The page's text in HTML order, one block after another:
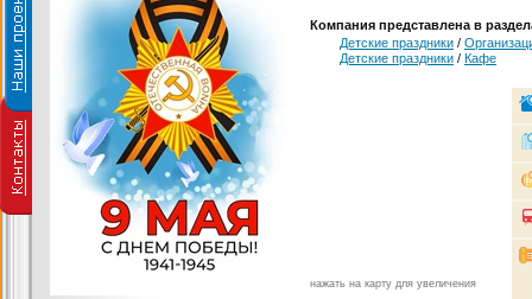
Компания представлена в
Детские праздники /
Детские праздники / Кафе
нажать на карту для увеличения